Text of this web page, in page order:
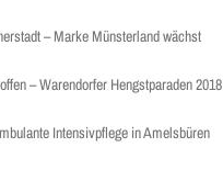
– Marke Münsterland wächst
– Warendorfer Hengstparaden 2018
Intensivpflege in Amelsbüren